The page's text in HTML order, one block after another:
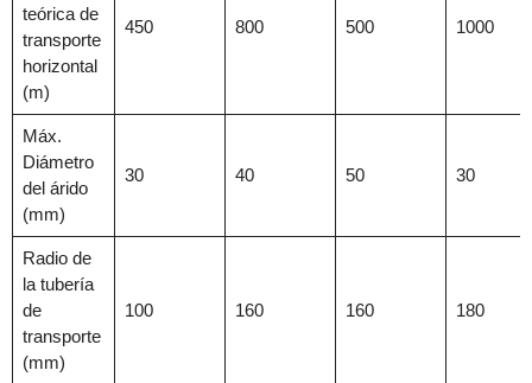
teórica de
transporte
horizontal
(m)
450 800 500 1000
Máx.
Diámetro
del árido
(mm)
30 40 50 30
Radio de
la tubería
de
transporte
(mm)
100 160 160 180